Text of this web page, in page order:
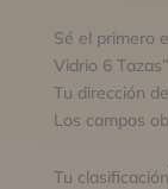
Sé el primero
Vidrio 6 Tazas”
Tu dirección
Los campos
Tu clasificación